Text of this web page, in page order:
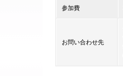
参加費
お問い合わせ先